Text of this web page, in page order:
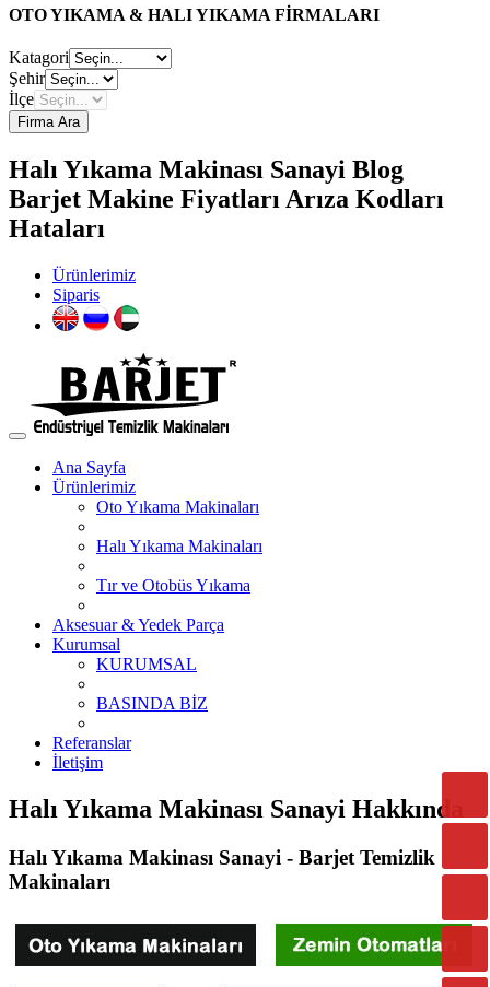
OTO YIKAMA & HALI YIKAMA FİRMALARI
Katagori
Şehir
İlçe
Firma Ara
Halı Yıkama Makinası Sanayi Blog
Barjet Makine Fiyatları Arıza Kodları
Hataları
Ürünlerimiz
Siparis
Ana Sayfa
Ürünlerimiz
Oto Yıkama Makinaları
Halı Yıkama Makinaları
Tır ve Otobüs Yıkama
Aksesuar & Yedek Parça
Kurumsal
KURUMSAL
BASINDA BİZ
Referanslar
İletişim
Halı Yıkama Makinası Sanayi Hakkında
Halı Yıkama Makinası Sanayi - Barjet Temizlik
Makinaları